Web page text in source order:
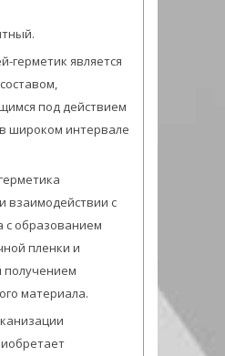
герметик является
под действием
шиpоком интеpвале
взаимодействии с
с образованием
пленки и
получением
материала.